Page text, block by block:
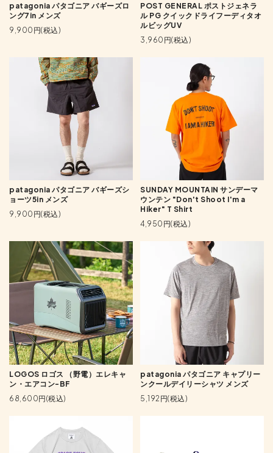
patagonia パタゴニア バギーズロ
ング7in メンズ
9,900円(税込)
POST GENERAL ポストジェネラ
ル PG クイックドライフーディタオ
ルビッグUV
3,960円(税込)
patagonia パタゴニア バギーズシ
ョーツ5in メンズ
9,900円(税込)
SUNDAY MOUNTAIN サンデーマ
ウンテン "Don't Shoot I'm a
Hiker" T Shirt
4,950円(税込)
LOGOS ロゴス （野電）エレキャ
ン・エアコン-BF
68,600円(税込)
patagonia パタゴニア キャプリー
ンクールデイリーシャツ メンズ
5,192円(税込)